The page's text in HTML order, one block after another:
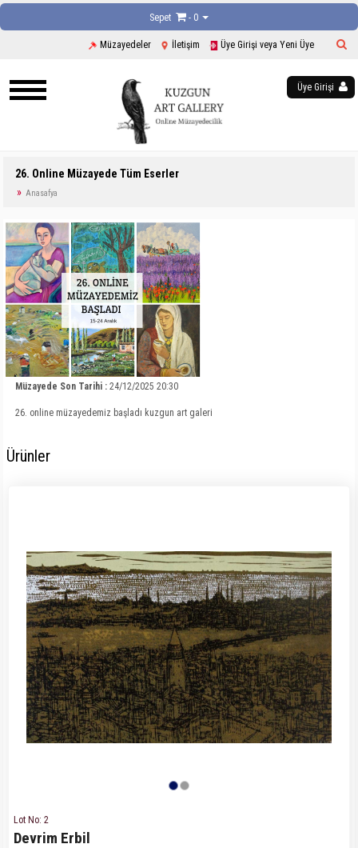
Sepet - 0
Müzayedeler İletişim Üye Girişi veya Yeni Üye
Üye Girişi
26. Online Müzayede Tüm Eserler
Anasafya
Müzayede Son Tarihi : 24/12/2025 20:30
26. online müzayedemiz başladı kuzgun art galeri
Ürünler
Lot No: 2
Devrim Erbil